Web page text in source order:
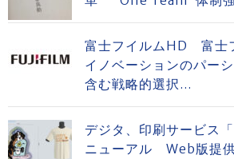
富士フイルムHD 富士
イノベーションのパー
含む戦略的選択...
デジタ、印刷サービス
ニューアル Web版提